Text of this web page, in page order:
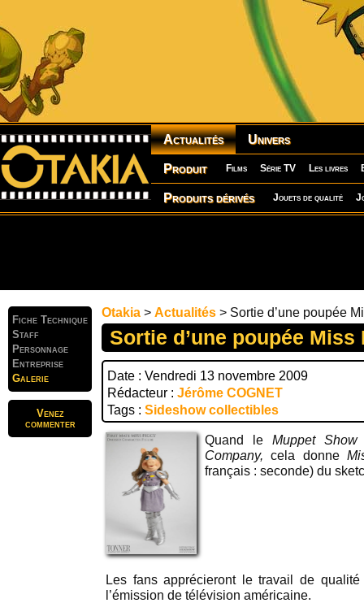
Actualités Univers
Produit Films Série TV Les livres
Produits dérivés Jouets de qualité
Fiche Technique
Staff
Personnage
Entreprise
Galerie
Venez
commenter
Otakia > Actualités > Sortie d’une poupée
Sortie d’une poupée Miss
Date : Vendredi 13 novembre 2009
Rédacteur : Jérôme COGNET
Tags : Sideshow collectibles
Quand leMuppet Show
Company,cela donne
français : seconde) du
Les fans apprécieront le travail de
l’émission de télévision américaine.